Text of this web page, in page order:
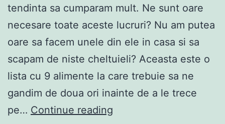
tendinta sa cumparam mult. Ne sunt oare
necesare toate aceste lucruri? Nu am putea
oare sa facem unele din ele in casa si sa
scapam de niste cheltuieli? Aceasta este o
lista cu 9 alimente la care trebuie sa ne
gandim de doua ori inainte de a le trece
pe… Continue reading